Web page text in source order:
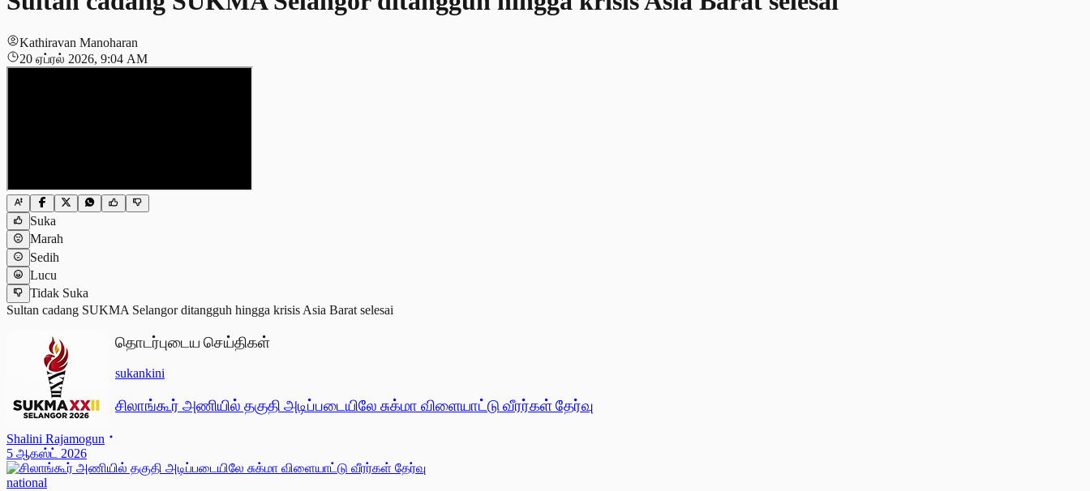
Kathiravan Manoharan
20 ஏப்ரல் 2026, 9:04 AM
Suka
Marah
Sedih
Lucu
Tidak Suka
Sultan cadang SUKMA Selangor ditangguh hingga krisis Asia Barat selesai
தொடர்புடைய செய்திகள்
sukankini
சிலாங்கூர் அணியில் தகுதி அடிப்படையிலே சுக்மா விளையாட்டு வீரர்கள் தேர்வு
Shalini Rajamogun
5 ஆகஸ்ட் 2026
national